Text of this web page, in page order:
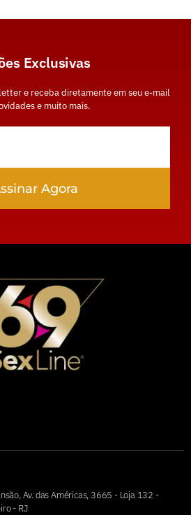
Exclusivas
e receba diretamente em seu e-mail
e muito mais.
Agora
Av. das Américas, 3665 - Loja 132 -
- RJ